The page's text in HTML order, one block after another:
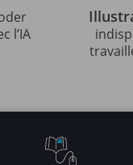
l’IA